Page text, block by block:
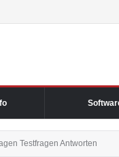
Testfragen Antworten